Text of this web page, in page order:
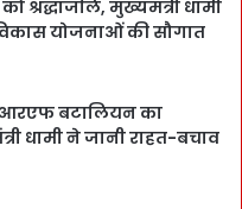
श्रद्धांजलि, मुख्यमंत्री धामी
योजनाओं की सौगात
बटालियन का
धामी ने जानी राहत-बचाव